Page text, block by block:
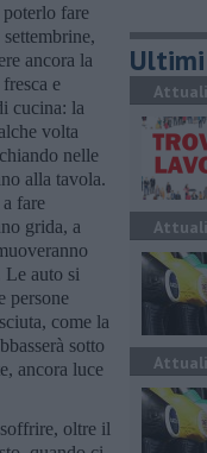
fare
ancora la
e
cucina: la
volta
nelle
alla tavola.
fare
grida, a
Le auto si
persone
come la
sotto
ancora luce
oltre il